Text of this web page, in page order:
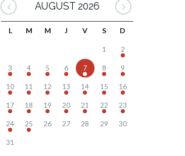
AUGUST 2026
L M M J V S D
1 2
3 4 5 6 7 8 9
10 11 12 13 14 15 16
17 18 19 20 21 22 23
24 25 26 27 28 29 30
31